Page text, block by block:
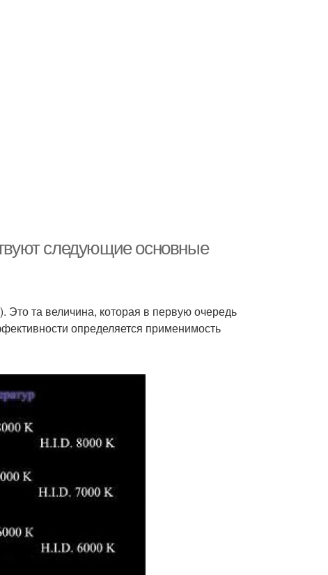
следующие основные
та величина, которая в первую очередь
определяется применимость